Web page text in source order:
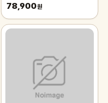
78,900원